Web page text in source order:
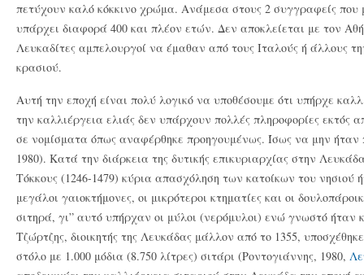
πετύχουν καλό κόκκινο χρώμα. Ανάμεσα στους 2 συγγραφείς που
υπάρχει διαφορά 400 και πλέον ετών. Δεν αποκλείεται με τον
Λευκαδίτες αμπελουργοί να έμαθαν από τους Ιταλούς ή άλλους
κρασιού.
Αυτή την εποχή είναι πολύ λογικό να υποθέσουμε ότι υπήρχε
την καλλιέργεια ελιάς δεν υπάρχουν πολλές πληροφορίες εκτός
σε νομίσματα όπως αναφέρθηκε προηγουμένως. Ίσως να μην ήταν
1980). Κατά την διάρκεια της δυτικής επικυριαρχίας στην
Τόκκους (1246-1479) κύρια απασχόληση των κατοίκων του νησιού
μεγάλοι γαιοκτήμονες, οι μικρότεροι κτηματίες και οι
σιτηρά, γι” αυτό υπήρχαν οι μύλοι (νερόμυλοι) ενώ γνωστό ήταν
Τζώρτζης, διοικητής της Λευκάδας μάλλον από το 1355,
στόλο με 1.000 μόδια (8.750 λίτρες) σιτάρι (Ροντογιάννης, 1980,